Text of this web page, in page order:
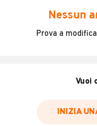
scegliere in modo
Incidenti in cui è
Data e luogo delle
Inserisci il numero di
Nessun
Prova a
Vuoi
INIZIA